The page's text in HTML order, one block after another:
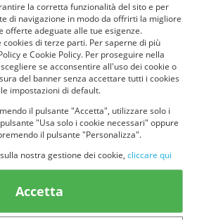
1 di 5:
Quanti figli hai?
2
Non ho figli
la corretta funzionalità del sito e per
di navigazione in modo da offrirti la migliore
offerte adeguate alle tue esigenze.
di terze parti. Per saperne di più
e Cookie Policy. Per proseguire nella
se acconsentire all'uso dei cookie o
del banner senza accettare tutti i cookies
impostazioni di default.
il pulsante "Accetta", utilizzare solo i
"Usa solo i cookie necessari" oppure
il pulsante "Personalizza".
nostra gestione dei cookie, cliccare qui
Accetta